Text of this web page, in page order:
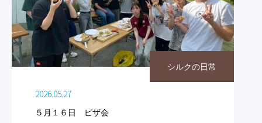
シルクの日常
2026.05.27
５月１６日 ピザ会